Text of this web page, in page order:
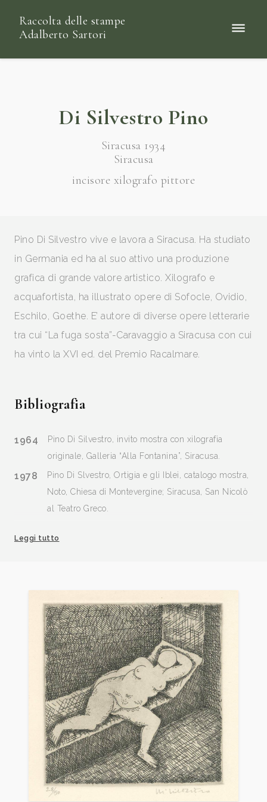
Raccolta delle stampe
Adalberto Sartori
Di Silvestro Pino
Siracusa 1934
Siracusa
incisore xilografo pittore
Pino Di Silvestro vive e lavora a Siracusa. Ha studiato
in Germania ed ha al suo attivo una produzione
grafica di grande valore artistico. Xilografo e
acquafortista, ha illustrato opere di Sofocle, Ovidio,
Eschilo, Goethe. E’ autore di diverse opere letterarie
tra cui “La fuga sosta”-Caravaggio a Siracusa con cui
ha vinto la XVI ed. del Premio Racalmare.
Bibliografia
1964
Pino Di Silvestro, invito mostra con xilografia
originale, Galleria “Alla Fontanina”, Siracusa.
1978
Pino Di Slvestro, Ortigia e gli Iblei, catalogo mostra,
Noto, Chiesa di Montevergine; Siracusa, San Nicolò
al Teatro Greco.
Tranchino, pieghevole mostra, Comune di Gallarate.
ranco A. Belgiorno, nota di, Pino Di Silvestro la
memoria salvata, pieghevole mostra, Galleria
Moering, Wiesbaden.
Pino Di Silvestro. L’opera incisa 1974-1981, catalogo
mostra, Stoccarda, Istituto Italiano di Cultura.
Pino Di Silvestro, acqueforti, xilografie,
presentazione di Gesualdo Bufalino, pieghevole
mostra, Galleria “la robinia”, Palermo.
Di Silvestro. Le xilografie die holzschnitte. a cura di
Franco Sciardelli, con una presentazione di
Sebastiano Addamo, catalogo mostra, Offenbach, e
Leggi tutto